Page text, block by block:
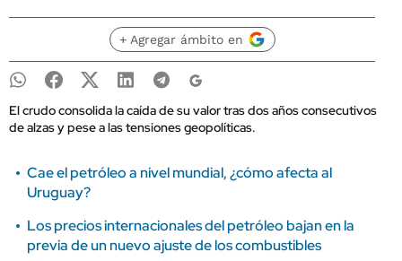
+ Agregar ámbito en
El crudo consolida la caída de su valor tras dos años consecutivos
de alzas y pese a las tensiones geopolíticas.
Cae el petróleo a nivel mundial, ¿cómo afecta al
Uruguay?
Los precios internacionales del petróleo bajan en la
previa de un nuevo ajuste de los combustibles